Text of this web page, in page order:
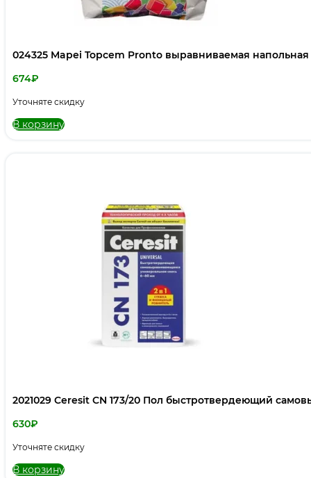
024325 Mapei Topcem Pronto выравниваемая напольная
674₽
Уточняте скидку
В корзину
2021029 Ceresit CN 173/20 Пол быстротвердеющий
630₽
Уточняте скидку
В корзину